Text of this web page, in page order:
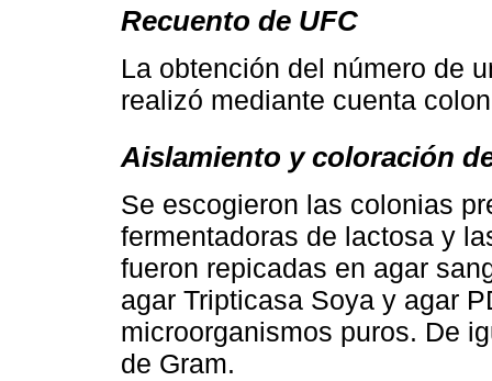
Recuento de UFC
La obtención del número de
realizó mediante cuenta
Aislamiento y coloración
Se escogieron las colonias
fermentadoras de lactosa y
fueron repicadas en agar
agar Tripticasa Soya y agar
microorganismos puros. De
de Gram.